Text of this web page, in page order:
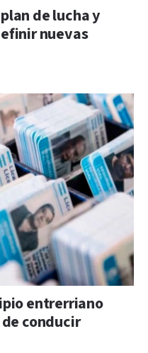
de lucha y
nuevas
entrerriano
conducir